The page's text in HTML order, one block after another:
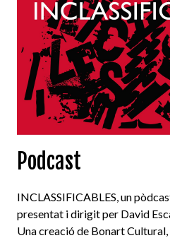
Podcast
INCLASSIFICABLES, un
presentat i dirigit per David
Una creació de Bonart